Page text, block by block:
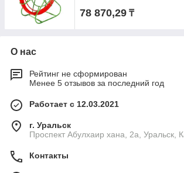
78 870,29 ₸
О нас
Рейтинг не сформирован
Менее 5 отзывов за последний год
Работает с 12.03.2021
г. Уральск
Проспект Абулхаир хана, 2а, Уральск,
Контакты